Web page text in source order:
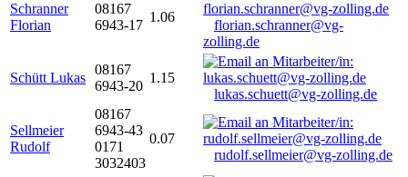
Schranner
Florian
08167
6943-17
1.06
florian.schranner@vg-
zolling.de
Schütt Lukas
08167
6943-20
1.15
lukas.schuett@vg-zolling.de
Sellmeier
Rudolf
08167
6943-43
0171
3032403
0.07
rudolf.sellmeier@vg-zolling.de